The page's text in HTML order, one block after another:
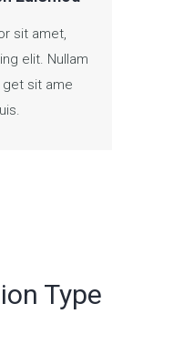
sit amet,
elit. Nullam
sit ame
Type